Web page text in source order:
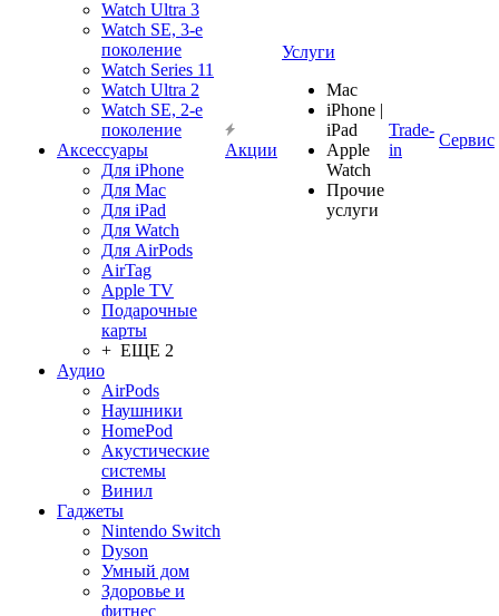
Watch Ultra 3
Watch SE, 3-е
поколение
Watch Series 11
Watch Ultra 2
Watch SE, 2-е
поколение
Аксессуары
Для iPhone
Для Mac
Для iPad
Для Watch
Для AirPods
AirTag
Apple TV
Подарочные
карты
+ ЕЩЕ 2
Аудио
AirPods
Наушники
HomePod
Акустические
системы
Винил
Гаджеты
Nintendo Switch
Dyson
Умный дом
Здоровье и
фитнес
Акции
Услуги
Mac
iPhone |
iPad
Apple
Watch
Прочие
услуги
Trade-
in
Сервис